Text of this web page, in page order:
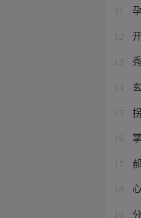
12
13
14
15
16
17
18
19